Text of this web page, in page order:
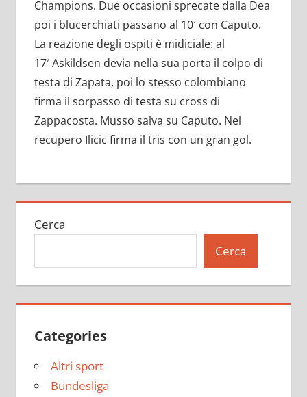
Champions. Due occasioni sprecate dalla Dea
poi i blucerchiati passano al 10′ con Caputo.
La reazione degli ospiti è midiciale: al
17′ Askildsen devia nella sua porta il colpo di
testa di Zapata, poi lo stesso colombiano
firma il sorpasso di testa su cross di
Zappacosta. Musso salva su Caputo. Nel
recupero Ilicic firma il tris con un gran gol.
Cerca
Cerca
Categories
Altri sport
Bundesliga